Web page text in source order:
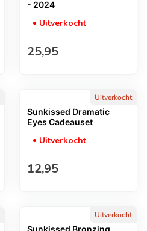
- 2024
Uitverkocht
Normale prijs
25,95
Uitverkocht
Sunkissed Dramatic
Eyes Cadeauset
Uitverkocht
Normale prijs
12,95
Uitverkocht